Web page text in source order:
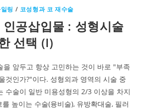
링 / 코성형과 코 재수술
공삽입물 : 성형시술
선택 (I)
을 앞두고 항상 고민하는 것이 바로 "부족
것인가?"이다. 성형외과 영역의 시술 중
수술이 일반 미용성형의 2/3 이상을 차지
높이는 수술(융비술), 유방확대술, 필러